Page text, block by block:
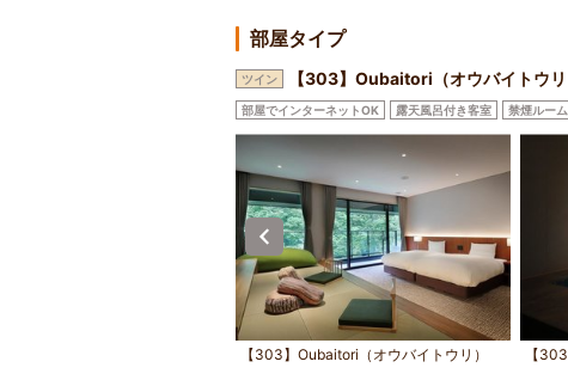
部屋タイプ
ツイン 【303】Oubaitori（オウバイトウリ
部屋でインターネットOK 露天風呂付き客室 禁煙ルーム
【303】Oubaitori（オウバイトウリ） 【